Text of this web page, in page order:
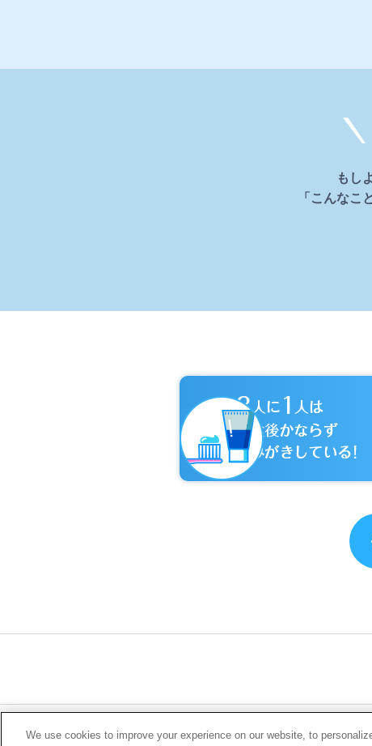
もし
「こんなこ
ソーシャルメディア
We use cookies to improve your experience on our website, to